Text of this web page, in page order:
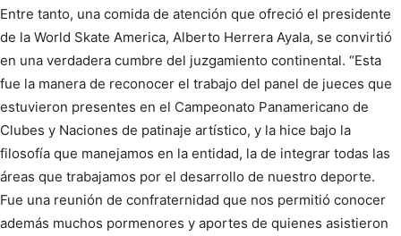
Entre tanto, una comida de atención que ofreció el presidente
de la World Skate America, Alberto Herrera Ayala, se convirtió
en una verdadera cumbre del juzgamiento continental. “Esta
fue la manera de reconocer el trabajo del panel de jueces que
estuvieron presentes en el Campeonato Panamericano de
Clubes y Naciones de patinaje artístico, y la hice bajo la
filosofía que manejamos en la entidad, la de integrar todas las
áreas que trabajamos por el desarrollo de nuestro deporte.
Fue una reunión de confraternidad que nos permitió conocer
además muchos pormenores y aportes de quienes asistieron